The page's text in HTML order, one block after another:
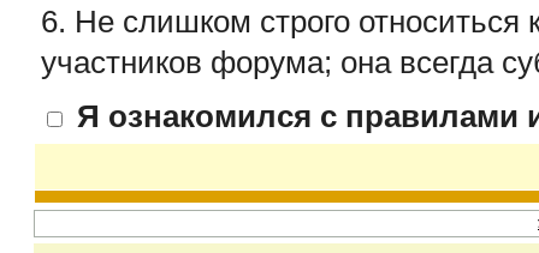
6. Не слишком строго относиться
участников форума; она всегда
Я ознакомился с правилами